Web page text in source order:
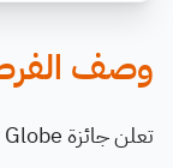
وصف
تعلن جائزة Energy Globe عن فرصة المشاركة في